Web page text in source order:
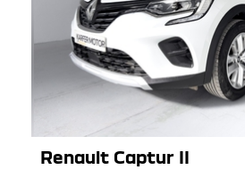
Renault Captur II